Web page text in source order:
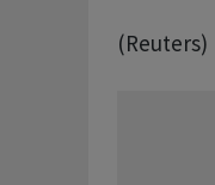
(Reuters)